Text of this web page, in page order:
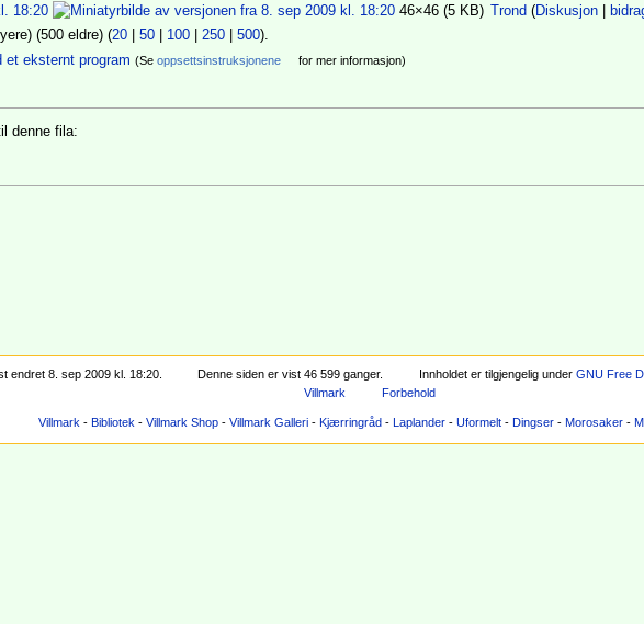
18:20 46×46(5 KB) Trond (Diskusjon
(500 eldre) (20 |50 100 |250 |500).
et eksternt program (Seoppsettsinstruksjonene for mer informasjon)
denne fila:
endret 8. sep 2009 kl. 18:20. Denne siden er vist 46 599 ganger. Innholdet er tilgjengelig under GNU Free
Villmark
Forbehold
Villmark - Bibliotek - Villmark Shop - Villmark Galleri - Kjærringråd - Laplander - Uformelt - Dingser - Morosaker -